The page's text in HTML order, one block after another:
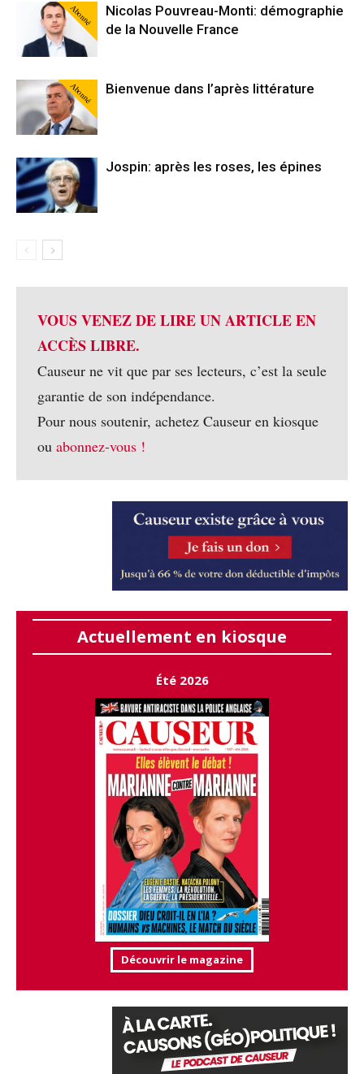
Abonné
Nicolas Pouvreau-Monti: démographie
de la Nouvelle France
Abonné Bienvenue dans l’après littérature
Jospin: après les roses, les épines
VOUS VENEZ DE LIRE UN ARTICLE EN
ACCÈS LIBRE.
Causeur ne vit que par ses lecteurs, c’est la seule
garantie de son indépendance.
Pour nous soutenir, achetez Causeur en kiosque
ou abonnez-vous !
Actuellement en kiosque
Été 2026
Découvrir le magazine